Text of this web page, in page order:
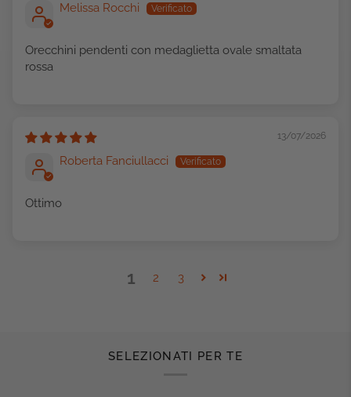
Melissa Rocchi
Orecchini pendenti con medaglietta ovale smaltata
rossa
13/07/2026
Roberta Fanciullacci
Ottimo
1 2 3
SELEZIONATI PER TE